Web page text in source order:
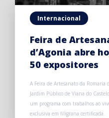
Internacional
Feira de
d’Agonia abre
50 expositores
A Feira de Artesanato da Romaria
Jardim Público de Viana do
um programa com trabalhos ao
exclusiva em filigrana certificada.